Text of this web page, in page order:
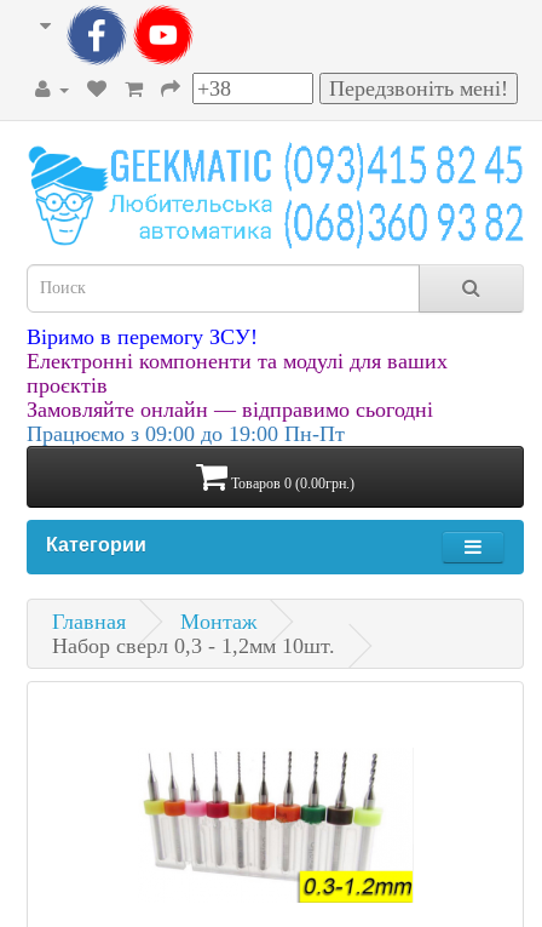
Віримо в перемогу ЗСУ!
Електронні компоненти та модулі для ваших
проєктів
Замовляйте онлайн — відправимо сьогодні
Працюємо з 09:00 до 19:00 Пн-Пт
Товаров 0 (0.00грн.)
Категории
Главная
Монтаж
Набор сверл 0,3 - 1,2мм 10шт.